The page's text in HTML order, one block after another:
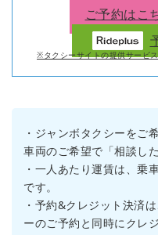
ご予約はこ
※タクシーサイトの提供サービ
・ジャンボタクシーをご
車両のご希望で「相談し
・一人あたり運賃は、乗
です。
・予約&クレジット決済
ーのご予約と同時にクレ